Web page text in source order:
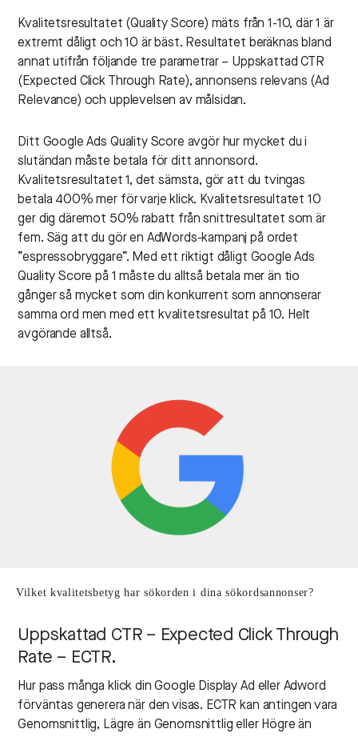
Kvalitetsresultatet (Quality Score) mäts från 1-10, där 1 är
extremt dåligt och 10 är bäst. Resultatet beräknas bland
annat utifrån följande tre parametrar – Uppskattad CTR
(Expected Click Through Rate), annonsens relevans (Ad
Relevance) och upplevelsen av målsidan.
Ditt Google Ads Quality Score avgör hur mycket du i
slutändan måste betala för ditt annonsord.
Kvalitetsresultatet 1, det sämsta, gör att du tvingas
betala 400% mer för varje klick. Kvalitetsresultatet 10
ger dig däremot 50% rabatt från snittresultatet som är
fem. Säg att du gör en AdWords-kampanj på ordet
”espressobryggare”. Med ett riktigt dåligt Google Ads
Quality Score på 1 måste du alltså betala mer än tio
gånger så mycket som din konkurrent som annonserar
samma ord men med ett kvalitetsresultat på 10. Helt
avgörande alltså.
Vilket kvalitetsbetyg har sökorden i dina sökordsannonser?
Uppskattad CTR – Expected Click Through
Rate – ECTR.
Hur pass många klick din Google Display Ad eller Adword
förväntas generera när den visas. ECTR kan antingen vara
Genomsnittlig, Lägre än Genomsnittlig eller Högre än